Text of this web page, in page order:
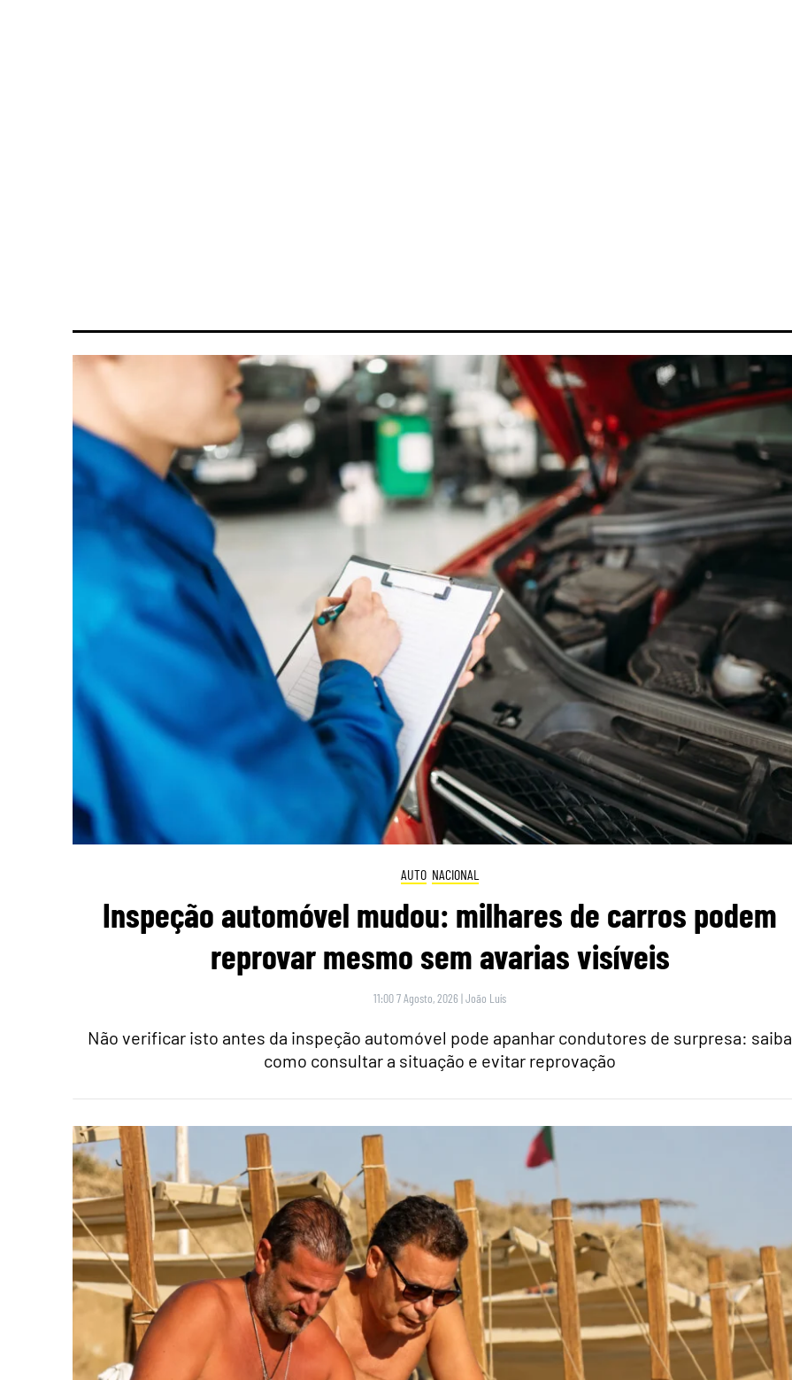
AUTO NACIONAL
Inspeção automóvel mudou: milhares de carros podem
reprovar mesmo sem avarias visíveis
11:00 7 Agosto, 2026 |João Luís
Não verificar isto antes da inspeção automóvel pode apanhar condutores de surpresa: saiba
como consultar a situação e evitar reprovação